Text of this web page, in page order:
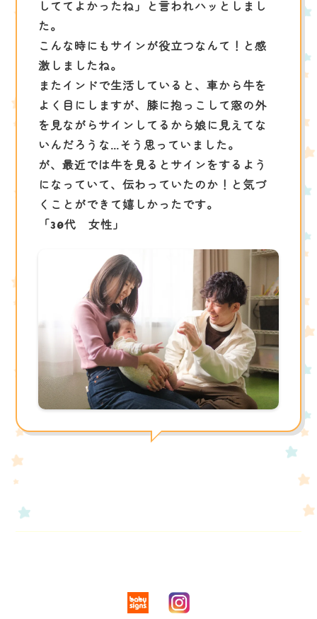
しててよかったね」と言われハッとしまし
た。
こんな時にもサインが役立つなんて！と感
激しましたね。
またインドで生活していると、車から牛を
よく目にしますが、膝に抱っこして窓の外
を見ながらサインしてるから娘に見えてな
いんだろうな…そう思っていました。
が、最近では牛を見るとサインをするよう
になっていて、伝わっていたのか！と気づ
くことができて嬉しかったです。
「30代 女性」